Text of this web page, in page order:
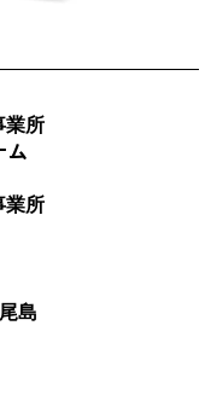
業所
ム
業所
島